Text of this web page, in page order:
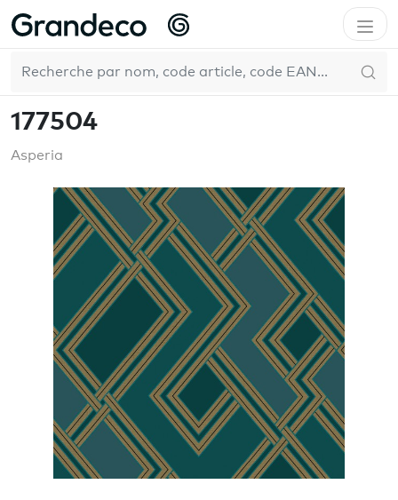
Accueil GrandecoLife Asperia
177504
Asperia